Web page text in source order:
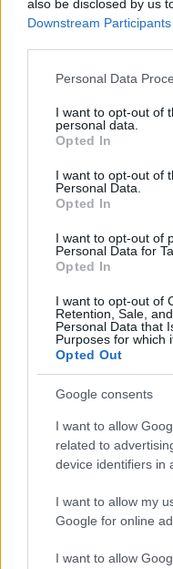
also be disclosed by us
Downstream Participants
Please note that this
not limited to your visit
grant or deny consent
use your data for below
consent section.
Personal Data
I want to opt-out of
personal data.
Opted In
I want to opt-out of
Personal Data.
Opted In
I want to opt-out of
Personal Data for
Opted In
I want to opt-out of
Retention, Sale,
Personal Data that
Purposes for which
Opted Out
Google consents
I want to allow
related to
device identifiers in
I want to allow my
Google for online
I want to allow
Guia de defesa
FISCO